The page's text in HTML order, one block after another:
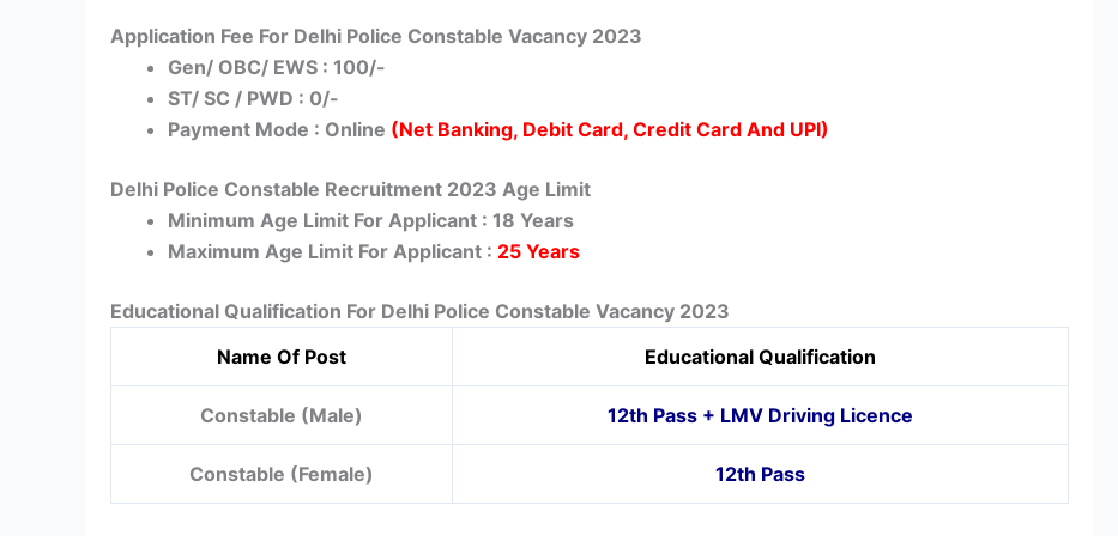
Application Fee For Delhi Police Constable Vacancy 2023
Gen/ OBC/ EWS : 100/-
ST/ SC / PWD : 0/-
Payment Mode : Online (Net Banking, Debit Card, Credit Card And UPI)
Delhi Police Constable Recruitment 2023 Age Limit
Minimum Age Limit For Applicant : 18 Years
Maximum Age Limit For Applicant : 25 Years
Educational Qualification For Delhi Police Constable Vacancy 2023
Name Of Post
Educational Qualification
Constable (Male) 12th Pass + LMV Driving Licence
Constable (Female) 12th Pass